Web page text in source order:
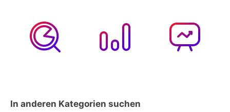
In anderen Kategorien suchen